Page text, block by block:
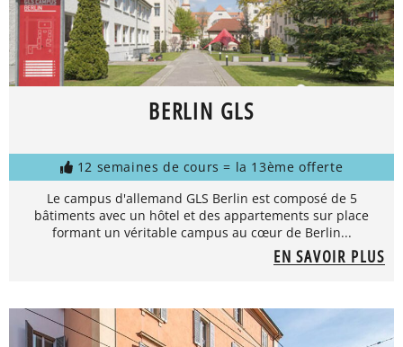
BERLIN GLS
12 semaines de cours = la 13ème offerte
Le campus d'allemand GLS Berlin est composé de 5
bâtiments avec un hôtel et des appartements sur place
formant un véritable campus au cœur de Berlin...
EN SAVOIR PLUS